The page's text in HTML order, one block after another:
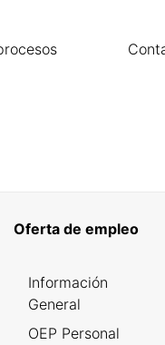
Oferta de empleo
Información
General
OEP Personal